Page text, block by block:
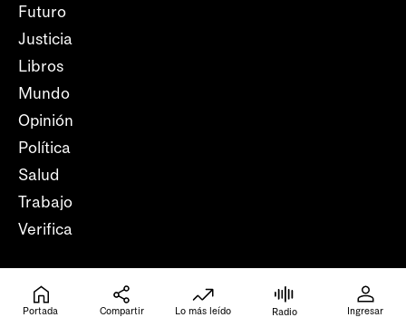
Futuro
Justicia
Libros
Mundo
Opinión
Política
Salud
Trabajo
Verifica
Local
Portada Compartir Lo más leído Radio Ingresar